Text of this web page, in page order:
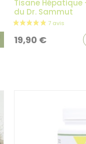
Tisane Hépatique
du Dr. Sammut
19,90 €